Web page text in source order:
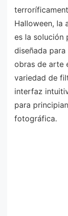
Halloween, la
es la solución
diseñada
obras de arte
variedad de
interfaz
para
fotográfica.